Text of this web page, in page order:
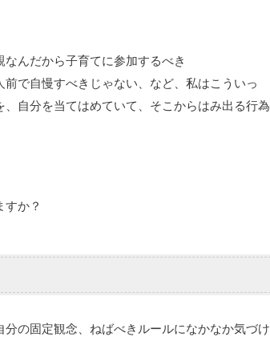
んだから子育てに参加するべき
自慢すべきじゃない、など、私はこういっ
自分を当てはめていて、そこからはみ出る行為
か？
の固定観念、ねばべきルールになかなか気づけ